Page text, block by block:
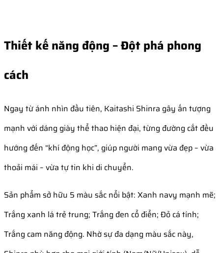
Thiết kế năng động – Đột phá phong
cách
Ngay từ ánh nhìn đầu tiên, Kaitashi Shinra gây ấn tượng
mạnh với dáng giày thể thao hiện đại, từng đường cắt đều
hướng đến “khí động học”, giúp người mang vừa đẹp – vừa
thoải mái – vừa tự tin khi di chuyển.
Sản phẩm sở hữu 5 màu sắc nổi bật: Xanh navy mạnh mẽ;
Trắng xanh lá trẻ trung; Trắng đen cổ điển; Đỏ cá tính;
Trắng cam năng động. Nhờ sự đa dạng màu sắc này,